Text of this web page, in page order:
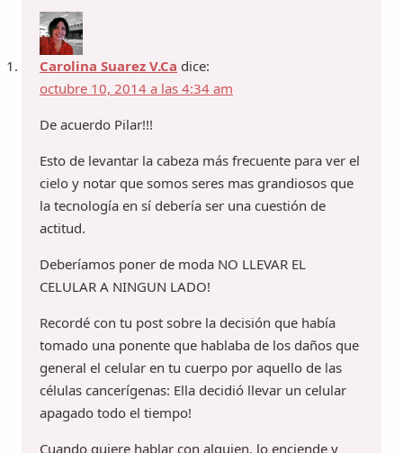
Carolina Suarez V.Ca dice:
octubre 10, 2014 a las 4:34 am
De acuerdo Pilar!!!
Esto de levantar la cabeza más frecuente para ver el
cielo y notar que somos seres mas grandiosos que
la tecnología en sí debería ser una cuestión de
actitud.
Deberíamos poner de moda NO LLEVAR EL
CELULAR A NINGUN LADO!
Recordé con tu post sobre la decisión que había
tomado una ponente que hablaba de los daños que
general el celular en tu cuerpo por aquello de las
células cancerígenas: Ella decidió llevar un celular
apagado todo el tiempo!
Cuando quiere hablar con alguien, lo enciende y